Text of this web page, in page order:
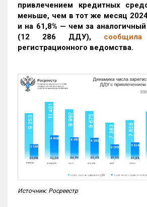
привлечением кредитных
меньше, чем в тот же месяц
и на 61,8% — чем за
(12 286 ДДУ), сообщила
регистрационного ведомства.
Источник: Росреестр